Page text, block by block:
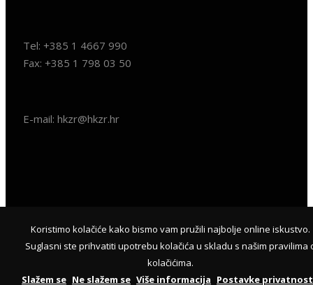
Tel: +385 1 4667 990
Fax: +385 1 798 03 50
E-mail: hkzr@hkzr.hr
© 2018HKZR.HR- SVA PRAVA PRIDRŽANA | WEB & HOSTING
BYKUHADA
Koristimo kolačiće kako bismo vam pružili najbolje online iskustvo.
Suglasni ste prihvatiti upotrebu kolačića u skladu s našim pravilima
kolačićima.
Slažem se Ne slažem se Više informacija Postavke